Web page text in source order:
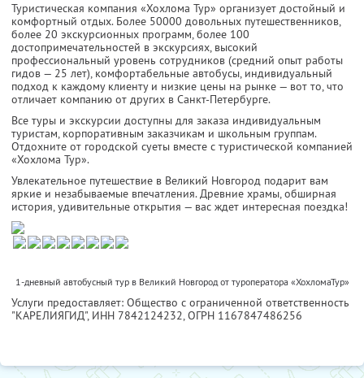
Туристическая компания «Хохлома Тур» организует достойный и
комфортный отдых. Более 50000 довольных путешественников,
более 20 экскурсионных программ, более 100
достопримечательностей в экскурсиях, высокий
профессиональный уровень сотрудников (средний опыт работы
гидов — 25 лет), комфортабельные автобусы, индивидуальный
подход к каждому клиенту и низкие цены на рынке — вот то, что
отличает компанию от других в Санкт-Петербурге.
Все туры и экскурсии доступны для заказа индивидуальным
туристам, корпоративным заказчикам и школьным группам.
Отдохните от городской суеты вместе с туристической компанией
«Хохлома Тур».
Увлекательное путешествие в Великий Новгород подарит вам
яркие и незабываемые впечатления. Древние храмы, обширная
история, удивительные открытия — вас ждет интересная поездка!
1-дневный автобусный тур в Великий Новгород от туроператора «ХохломаТур»
Услуги предоставляет: Общество с ограниченной ответственность
"КАРЕЛИЯГИД", ИНН 7842124232, ОГРН 1167847486256